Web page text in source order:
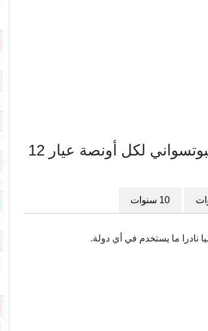
مخطط سعر الذهب في بوتسوانا بالبولا البوتسواني لكل أونصة عيار 12
10 سنوات